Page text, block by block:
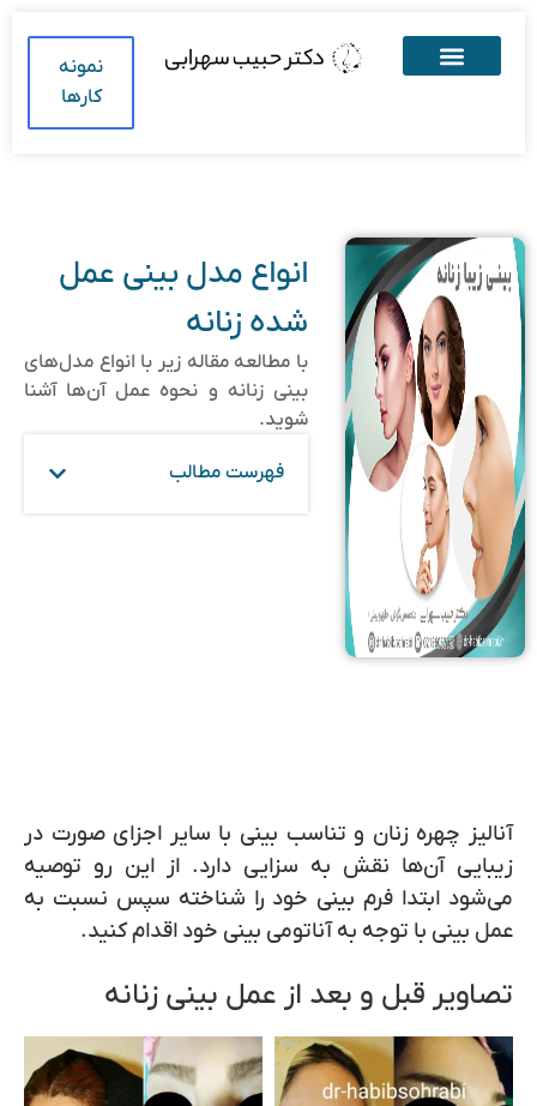
نمونه
کارها
انواع مدل بینی عمل‌
شده زنانه
با مطالعه مقاله زیر با انواع مدل‌های
بینی زنانه و نحوه عمل آن‌ها آشنا
شوید.
فهرست مطالب
آنالیز چهره زنان و تناسب بینی با سایر اجزای صورت در
زیبایی آن‌ها نقش به سزایی دارد. از این رو توصیه
می‌شود ابتدا فرم بینی خود را شناخته سپس نسبت به
عمل بینی با توجه به آناتومی بینی خود اقدام کنید.
تصاویر قبل و بعد از عمل بینی زنانه